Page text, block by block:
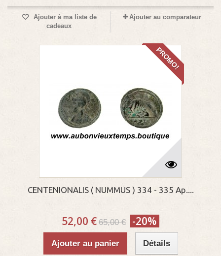
Ajouter à ma liste de
cadeaux
Ajouter au comparateur
PROMO!
CENTENIONALIS ( NUMMUS ) 334 - 335 Ap....
52,00 € 65,00 € -20%
Ajouter au panier Détails